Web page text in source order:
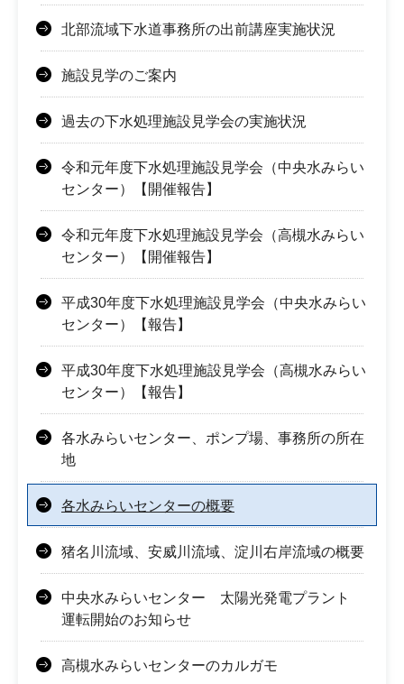
北部流域下水道事務所の出前講座実施状況
施設見学のご案内
過去の下水処理施設見学会の実施状況
令和元年度下水処理施設見学会（中央水みらい
センター）【開催報告】
令和元年度下水処理施設見学会（高槻水みらい
センター）【開催報告】
平成30年度下水処理施設見学会（中央水みらい
センター）【報告】
平成30年度下水処理施設見学会（高槻水みらい
センター）【報告】
各水みらいセンター、ポンプ場、事務所の所在
地
各水みらいセンターの概要
猪名川流域、安威川流域、淀川右岸流域の概要
中央水みらいセンター 太陽光発電プラント
運転開始のお知らせ
高槻水みらいセンターのカルガモ